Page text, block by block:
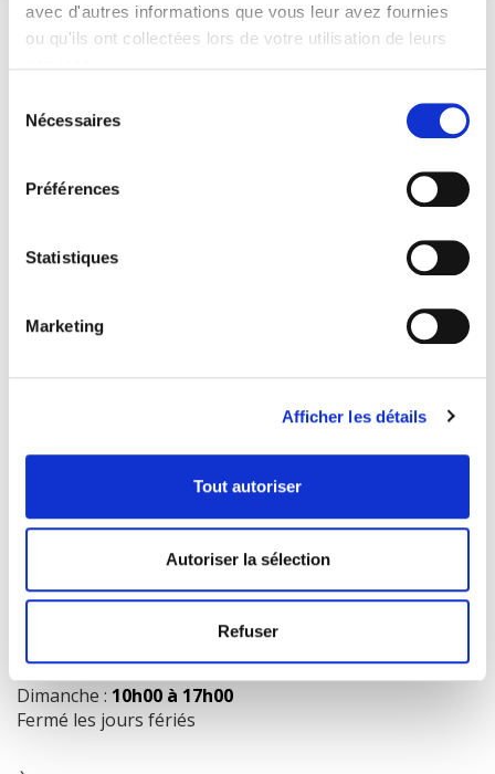
avec d'autres informations que vous leur avez fournies
ou qu'ils ont collectées lors de votre utilisation de leurs
Nécessaires
Préférences
Statistiques
Marketing
Afficher les détails
Tout autoriser
Autoriser la sélection
Refuser
1073 route de l'Église, Québec, QC G1V 3W2
HEURES D'OUVERTURE
9h00 à 18h00
Samedi:9h00 à 17h00
Dimanche : 10h00 à 17h00
Fermé les jours fériés